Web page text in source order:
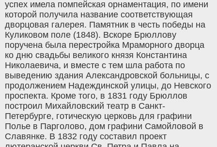
успех имела помпейская орнаментация, по имени
которой получила название соответствующая
дворцовая галерея. Памятник в честь победы на
Куликовом поле (1848). Вскоре Брюллову
поручена была перестройка Мраморного дворца
ко дню свадьбы великого князя Константина
Николаевича, и вместе с тем шла работа по
выведению здания Александровской больницы, с
продолжением Надеждинской улицы, до Невского
проспекта. Кроме того, в 1831 году Брюллов
построил Михайловский театр в Санкт-
Петербурге, готическую церковь для графини
Полье в Парголово, дом графини Самойловой в
Славянке. В 1832 году составил проект